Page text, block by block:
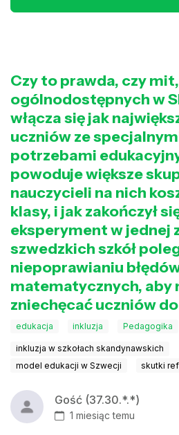
Czy to prawda, czy mit,
ogólnodostępnych w
włącza się jak
uczniów ze
potrzebami
powoduje większe
nauczycieli na nich
klasy, i jak zakończył
eksperyment w jednej
szwedzkich szkół
niepoprawianiu
matematycznych, aby
zniechęcać uczniów
edukacja inkluzja Pedagogika
inkluzja w szkołach skandynawskich
model edukacji w Szwecji
skutki
Gość (37.30.*.*)
1 miesiąc temu